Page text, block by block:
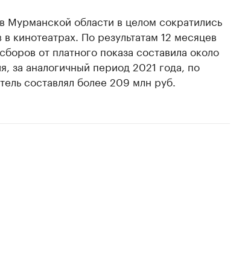
Мурманской области в целом сократились
кинотеатрах. По результатам 12 месяцев
от платного показа составила около
за аналогичный период 2021 года, по
составлял более 209 млн руб.